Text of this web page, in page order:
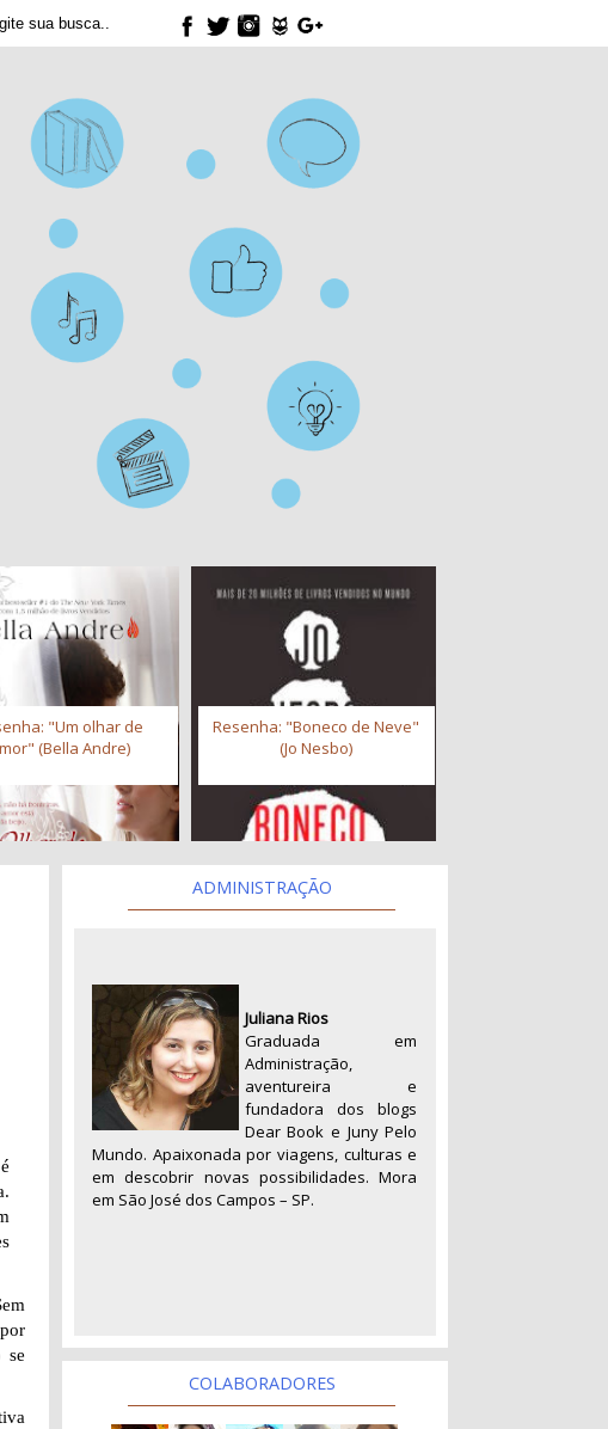
"Um olhar de
(Bella Andre)
Resenha: "Boneco de Neve"
(Jo Nesbo)
se
ADMINISTRAÇÃO
Juliana Rios
Graduada em
Administração,
aventureira e
fundadora dos blogs
Dear Book e Juny Pelo
Mundo. Apaixonada por viagens, culturas e
em descobrir novas possibilidades. Mora
em São José dos Campos – SP.
COLABORADORES